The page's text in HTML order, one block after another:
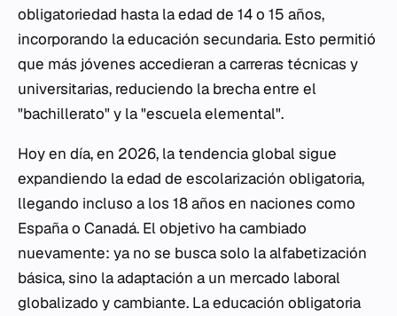
obligatoriedad hasta la edad de 14 o 15 años,
incorporando la educación secundaria. Esto permitió
que más jóvenes accedieran a carreras técnicas y
universitarias, reduciendo la brecha entre el
"bachillerato" y la "escuela elemental".
Hoy en día, en 2026, la tendencia global sigue
expandiendo la edad de escolarización obligatoria,
llegando incluso a los 18 años en naciones como
España o Canadá. El objetivo ha cambiado
nuevamente: ya no se busca solo la alfabetización
básica, sino la adaptación a un mercado laboral
globalizado y cambiante. La educación obligatoria